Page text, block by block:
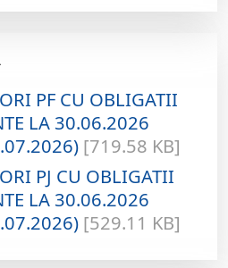
PF CU OBLIGATII
LA 30.06.2026
[719.58 KB]
PJ CU OBLIGATII
LA 30.06.2026
[529.11 KB]